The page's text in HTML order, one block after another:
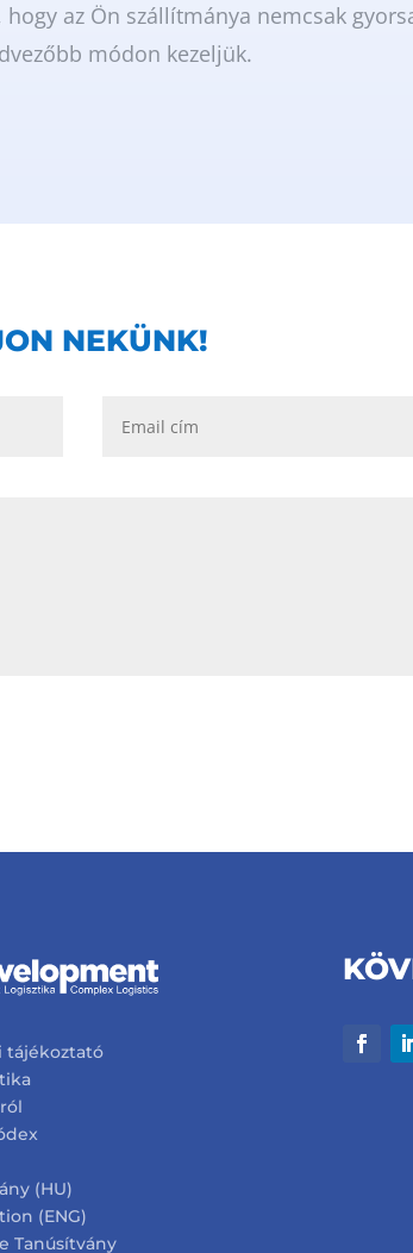
az Ön szállítmánya nemcsak
módon kezeljük.
NEKÜNK!
tájékoztató
(HU)
(ENG)
Tanúsítvány